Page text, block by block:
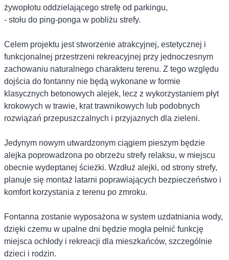
żywopłotu oddzielającego strefę od parkingu,
- stołu do ping-ponga w pobliżu strefy.
Celem projektu jest stworzenie atrakcyjnej, estetycznej i
funkcjonalnej przestrzeni rekreacyjnej przy jednoczesnym
zachowaniu naturalnego charakteru terenu. Z tego względu
dojścia do fontanny nie będą wykonane w formie
klasycznych betonowych alejek, lecz z wykorzystaniem płyt
krokowych w trawie, krat trawnikowych lub podobnych
rozwiązań przepuszczalnych i przyjaznych dla zieleni.
Jedynym nowym utwardzonym ciągiem pieszym będzie
alejka poprowadzona po obrzeżu strefy relaksu, w miejscu
obecnie wydeptanej ścieżki. Wzdłuż alejki, od strony strefy,
planuje się montaż latarni poprawiających bezpieczeństwo i
komfort korzystania z terenu po zmroku.
Fontanna zostanie wyposażona w system uzdatniania wody,
dzięki czemu w upalne dni będzie mogła pełnić funkcję
miejsca ochłody i rekreacji dla mieszkańców, szczególnie
dzieci i rodzin.